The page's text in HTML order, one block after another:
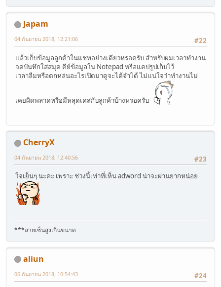
Japam
#22
04 กันยายน 2018, 12:21:06
แล้วเก็บข้อมูลลูกค้าในแชทอย่างเดียวหรอครับ สำหรับผมเวลาทำงาน
จดบันทึกใส่สมุด คีย์ข้อมูลใน Notepad หรือแคปรูปเก็บไว้
เวลาลืมหรือตกหล่นอะไรเปิดมาดูจะได้จำได้ ไม่แน่ใจว่าทำงานไม่
เคยผิดพลาดหรือมีหลุดเคสกับลูกค้าบ้างหรอครับ
CherryX
#23
04 กันยายน 2018, 12:40:56
ใจเย็นๆ นะคะ เพราะ ช่วงนี้เท่าที่เห็น adword น่าจะผ่านยากหน่อย
***ลายเซ็นสูงเกินขนาด
aliun
#24
06 กันยายน 2018, 10:54:43